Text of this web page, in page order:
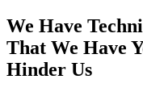
We Have
That We Have
Hinder Us